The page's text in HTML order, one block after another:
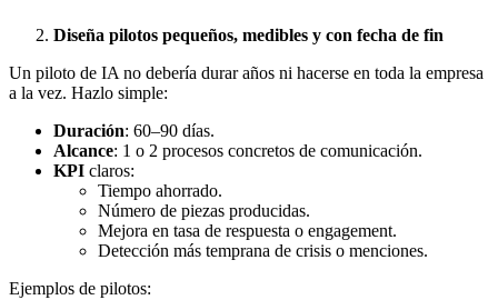
Diseña pilotos pequeños, medibles y con fecha de fin
Un piloto de IA no debería durar años ni hacerse en toda la empresa
a la vez. Hazlo simple:
Duración: 60–90 días.
Alcance: 1 o 2 procesos concretos de comunicación.
KPI claros:
Tiempo ahorrado.
Número de piezas producidas.
Mejora en tasa de respuesta o engagement.
Detección más temprana de crisis o menciones.
Ejemplos de pilotos: